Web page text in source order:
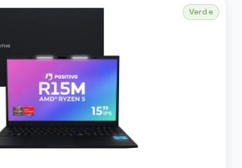
Verde